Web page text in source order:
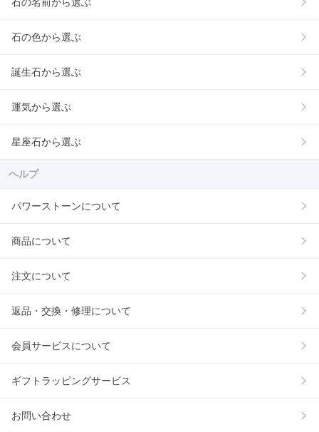
石の色から選ぶ
誕生石から選ぶ
運気から選ぶ
星座石から選ぶ
ヘルプ
パワーストーンについて
商品について
注文について
返品・交換・修理について
会員サービスについて
ギフトラッピングサービス
お問い合わせ